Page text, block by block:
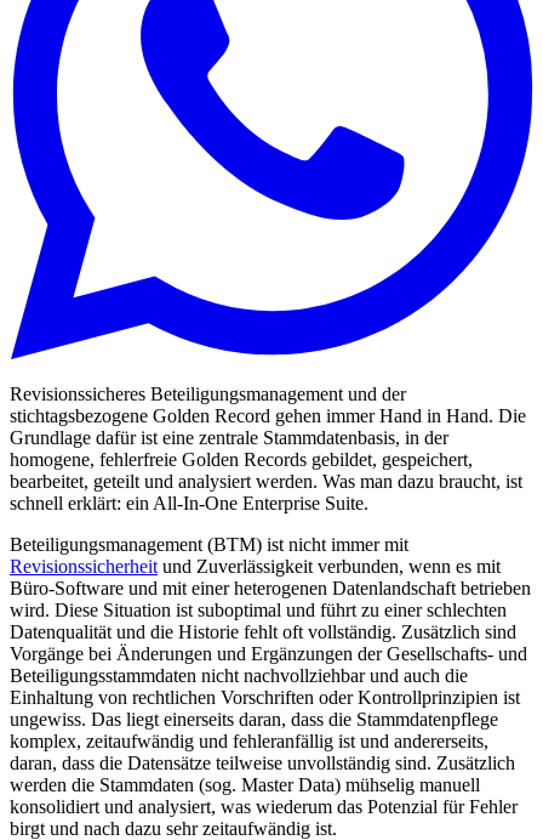
Revisionssicheres Beteiligungsmanagement und der
stichtagsbezogene Golden Record gehen immer Hand in Hand. Die
Grundlage dafür ist eine zentrale Stammdatenbasis, in der
homogene, fehlerfreie Golden Records gebildet, gespeichert,
bearbeitet, geteilt und analysiert werden. Was man dazu braucht, ist
schnell erklärt: ein All-In-One Enterprise Suite.
Beteiligungsmanagement (BTM) ist nicht immer mit
Revisionssicherheit und Zuverlässigkeit verbunden, wenn es mit
Büro-Software und mit einer heterogenen Datenlandschaft betrieben
wird. Diese Situation ist suboptimal und führt zu einer schlechten
Datenqualität und die Historie fehlt oft vollständig. Zusätzlich sind
Vorgänge bei Änderungen und Ergänzungen der Gesellschafts- und
Beteiligungsstammdaten nicht nachvollziehbar und auch die
Einhaltung von rechtlichen Vorschriften oder Kontrollprinzipien ist
ungewiss. Das liegt einerseits daran, dass die Stammdatenpflege
komplex, zeitaufwändig und fehleranfällig ist und andererseits,
daran, dass die Datensätze teilweise unvollständig sind. Zusätzlich
werden die Stammdaten (sog. Master Data) mühselig manuell
konsolidiert und analysiert, was wiederum das Potenzial für Fehler
birgt und nach dazu sehr zeitaufwändig ist.